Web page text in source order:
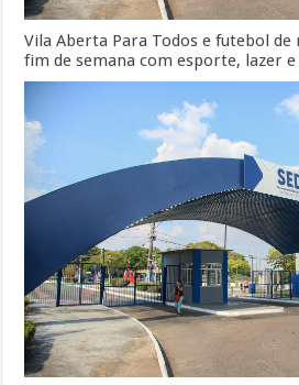
Vila Aberta Para Todos e futebol
fim de semana com esporte, lazer e